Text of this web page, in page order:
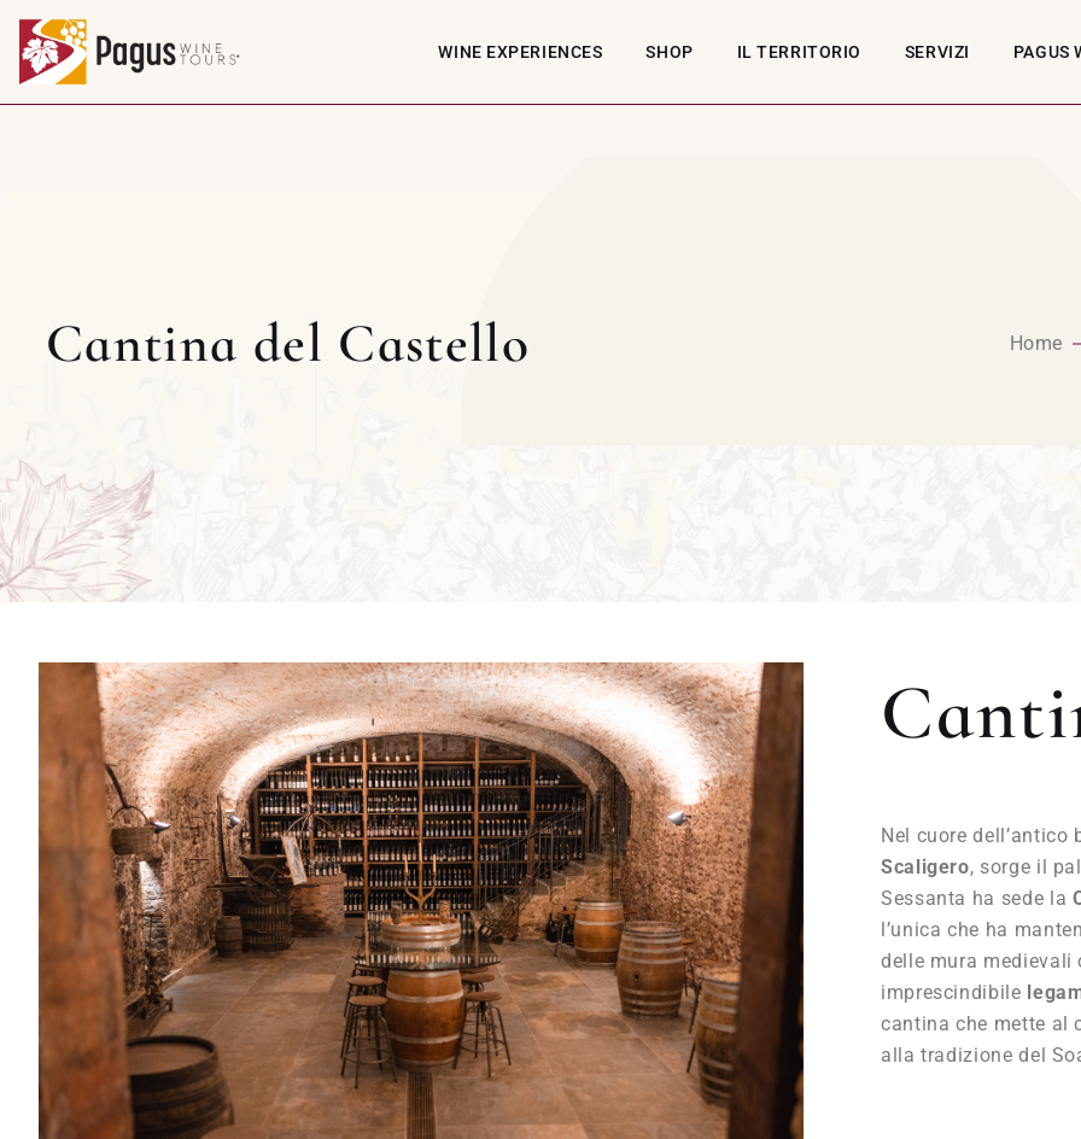
WINE EXPERIENCES SHOP IL TERRITORIO SERVIZI PAGUS
Cantina del Castello Home
Nel cuore
Scaligero, sorge il
Sessanta ha sede la
l’unica che ha
delle mura medievali
imprescindibile
cantina che mette al
alla tradizione del